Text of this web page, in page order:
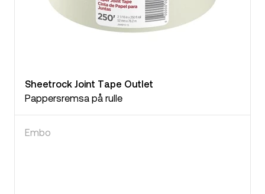
Sheetrock Joint Tape Outlet
Pappersremsa på rulle
Embo